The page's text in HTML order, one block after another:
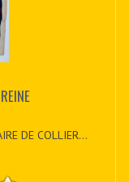
DE COLLIER...